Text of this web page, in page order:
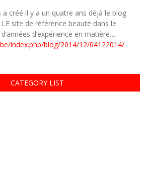
a créé il y a un quatre ans déjà le blog
LE site de référence beauté dans le
d’expérience en matière…
index.php/blog/2014/12/04122014/
CATEGORY LIST